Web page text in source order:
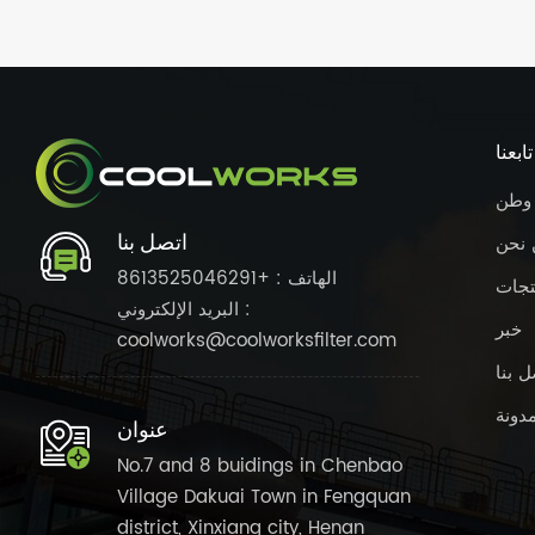
اتصل بنا
الهاتف : +8613525046291
البريد الإلكتروني :
coolworks@coolworksfilter.com
عنوان
No.7 and 8 buidings in Chenbao
Village Dakuai Town in Fengquan
district, Xinxiang city, Henan
تابعنا
وطن
نحن
خبر
بنا